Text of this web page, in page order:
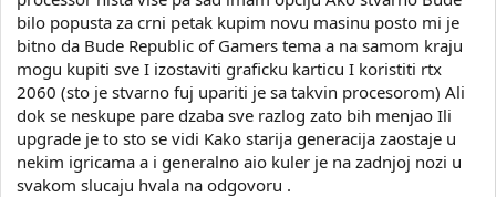
osnova. Kupi Ryzen 5800X3D to je odlican gaming procesor i
ulozi vise para u bolju graficku karticu. Ako si se odlucio za nVidia
idi na bar 4070Ti. Ryzen 5800X3D i RTX4070Ti ili 4080 ce raditi
neuporedivo bolje nego Ryzen 7800X3D sa RTX4060Ti.
I kakve veze sad ima drugar iz Amerike? Jel on kupuje na
amazonu pa ti donosi ili sta? Ne kapiram koja je kombinacija
posto cene gledam u eurima na amazonu a govoris o crnom
petku i dinarima pa mi je to malo konfuzno.
bilo popusta za crni petak kupim novu masinu posto mi je
bitno da Bude Republic of Gamers tema a na samom kraju
mogu kupiti sve I izostaviti graficku karticu I koristiti rtx
2060 (sto je stvarno fuj upariti je sa takvin procesorom) Ali
dok se neskupe pare dzaba sve razlog zato bih menjao Ili
upgrade je to sto se vidi Kako starija generacija zaostaje u
nekim igricama a i generalno aio kuler je na zadnjoj nozi u
svakom slucaju hvala na odgovoru .